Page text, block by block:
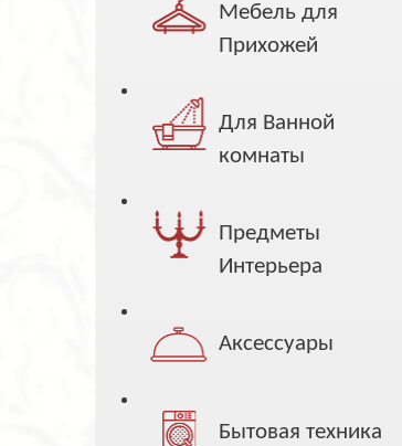
Мебель для
Прихожей
Для Ванной
комнаты
Предметы
Интерьера
Аксессуары
Бытовая техника